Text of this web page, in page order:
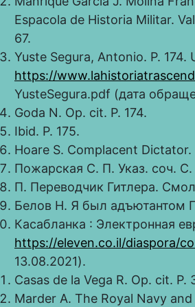
Espaсola de Historia Militar.
67.
Yuste Segura, Antonio. P. 174.
https://
YusteSegura.pdf (дата
Goda N. Op. cit. P. 174.
Ibid. P. 175.
Hoare S. Complacent
Пожарская С. П. Указ. соч. С.
П. Переводчик Гитлера.
Белов Н. Я был адъютантом
Касабланка : Электронная
https://eleven.co.il/diaspora/
13.08.2021).
Casas de la Vega R. Op. cit. P.
Marder A. The Royal Navy